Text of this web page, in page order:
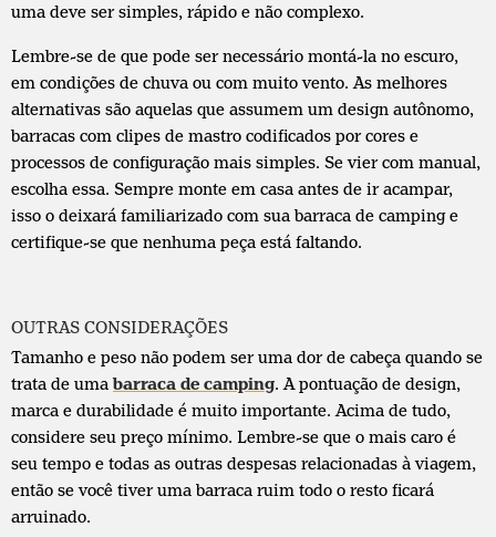
uma deve ser simples, rápido e não complexo.
Lembre-se de que pode ser necessário montá-la no escuro,
em condições de chuva ou com muito vento. As melhores
alternativas são aquelas que assumem um design autônomo,
barracas com clipes de mastro codificados por cores e
processos de configuração mais simples. Se vier com manual,
escolha essa. Sempre monte em casa antes de ir acampar,
isso o deixará familiarizado com sua barraca de camping e
certifique-se que nenhuma peça está faltando.
OUTRAS CONSIDERAÇÕES
Tamanho e peso não podem ser uma dor de cabeça quando se
trata de umabarraca de camping. A pontuação de design,
marca e durabilidade é muito importante. Acima de tudo,
considere seu preço mínimo. Lembre-se que o mais caro é
seu tempo e todas as outras despesas relacionadas à viagem,
então se você tiver uma barraca ruim todo o resto ficará
arruinado.